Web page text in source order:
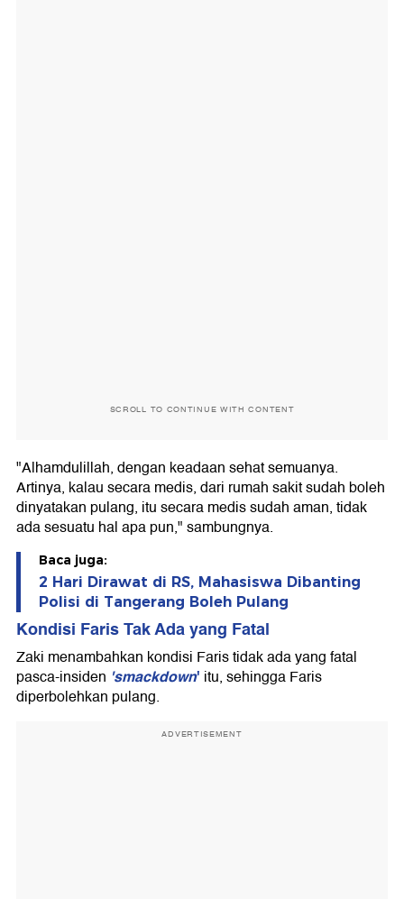
SCROLL TO CONTINUE WITH CONTENT
"Alhamdulillah, dengan keadaan sehat semuanya.
Artinya, kalau secara medis, dari rumah sakit sudah boleh
dinyatakan pulang, itu secara medis sudah aman, tidak
ada sesuatu hal apa pun," sambungnya.
Baca juga:
2 Hari Dirawat di RS, Mahasiswa Dibanting
Polisi di Tangerang Boleh Pulang
Kondisi Faris Tak Ada yang Fatal
Zaki menambahkan kondisi Faris tidak ada yang fatal
pasca-insiden 'smackdown' itu, sehingga Faris
diperbolehkan pulang.
ADVERTISEMENT